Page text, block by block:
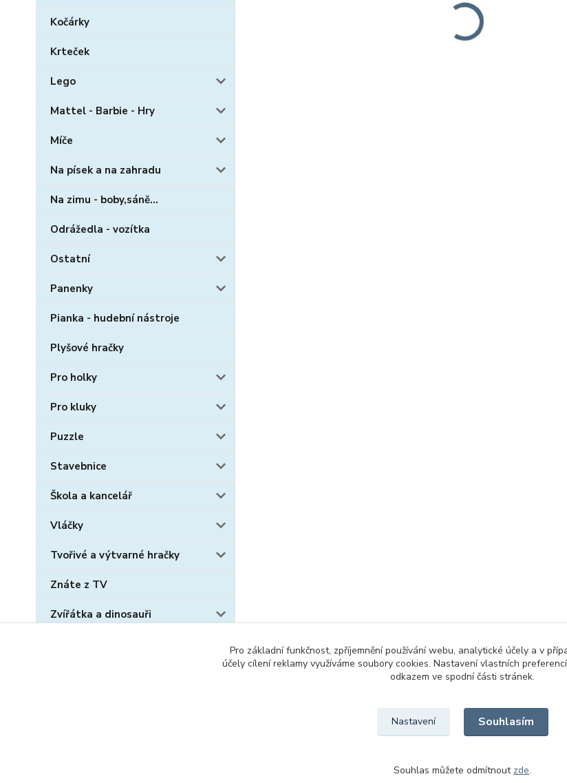
Kočárky
Krteček
Lego
Mattel - Barbie - Hry
Míče
Na písek a na zahradu
Na zimu - boby,sáně...
Odrážedla - vozítka
Ostatní
Panenky
Pianka - hudební nástroje
Plyšové hračky
Pro holky
Pro kluky
Puzzle
Stavebnice
Škola a kancelář
Vláčky
Tvořivé a výtvarné hračky
Znáte z TV
Zvířátka a dinosauři
Pro základní funkčnost, zpříjemnění používání webu, analytické účely a v
účely cílení reklamy využíváme soubory cookies. Nastavení vlastních
odkazem ve spodní části stránek.
Nastavení Souhlasím
Souhlas můžete odmítnout zde.